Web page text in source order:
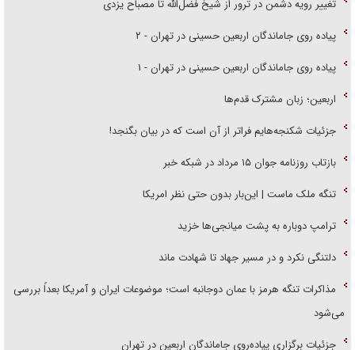
تغییر رویه دشمن در ترور از شیخ فضل‌الله تا مصباح یزدی
پیاده روی جاماندگان اربعین حسینی در تهران - ۲
پیاده روی جاماندگان اربعین حسینی در تهران - ۱
اربعین؛ زبان مشترک قدم‌ها
جزئیات شکنجه‌هایم فراتر از آن است که در بیان بگنجد!
بازتاب روزنامه جوان ۱۵ مرداد در شبکه خبر
تنگه ملک ماست | این‌بار بدون حتی نظر امریکا
ترامپ دوباره به پشت میانجی‌ها خزید
دلتنگی نکرد و در مسیر جهاد تا شهادت ماند
مذاکرات تنگه هرمز با عمان دوجانبه است؛ موضوعات ایران و آمریکا بعداً بررسی
می‌شود
جزئیات برگزاری پیاده‌روی جاماندگان اربعین در تهران